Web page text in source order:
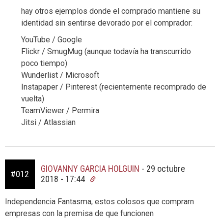
hay otros ejemplos donde el comprado mantiene su
identidad sin sentirse devorado por el comprador:
YouTube / Google
Flickr / SmugMug (aunque todavía ha transcurrido
poco tiempo)
Wunderlist / Microsoft
Instapaper / Pinterest (recientemente recomprado de
vuelta)
TeamViewer / Permira
Jitsi / Atlassian
#012
GIOVANNY GARCIA HOLGUIN - 29 octubre
2018 - 17:44
Independencia Fantasma, estos colosos que comprarn
empresas con la premisa de que funcionen